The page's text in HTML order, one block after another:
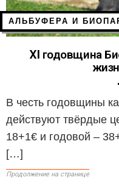
АЛЬБУФЕРА И
XI годовщина
В честь годовщины
действуют твёрдые
18+1€ и годовой –
[…]
Продолжение на странице